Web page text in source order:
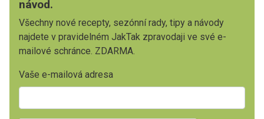
návod.
Všechny nové recepty, sezónní rady, tipy a návody
najdete v pravidelném JakTak zpravodaji ve své e-
mailové schránce. ZDARMA.
Vaše e-mailová adresa